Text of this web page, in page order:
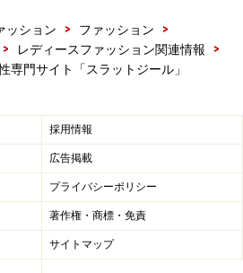
ッション > ファッション
>
> レディースファッション関連情報
>
専門サイト「スラットジール」
採用情報
広告掲載
プライバシーポリシー
著作権・商標・免責
サイトマップ